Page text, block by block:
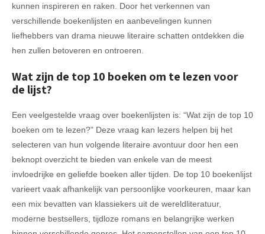
kunnen inspireren en raken. Door het verkennen van
verschillende boekenlijsten en aanbevelingen kunnen
liefhebbers van drama nieuwe literaire schatten ontdekken die
hen zullen betoveren en ontroeren.
Wat zijn de top 10 boeken om te lezen voor
de lijst?
Een veelgestelde vraag over boekenlijsten is: “Wat zijn de top 10
boeken om te lezen?” Deze vraag kan lezers helpen bij het
selecteren van hun volgende literaire avontuur door hen een
beknopt overzicht te bieden van enkele van de meest
invloedrijke en geliefde boeken aller tijden. De top 10 boekenlijst
varieert vaak afhankelijk van persoonlijke voorkeuren, maar kan
een mix bevatten van klassiekers uit de wereldliteratuur,
moderne bestsellers, tijdloze romans en belangrijke werken